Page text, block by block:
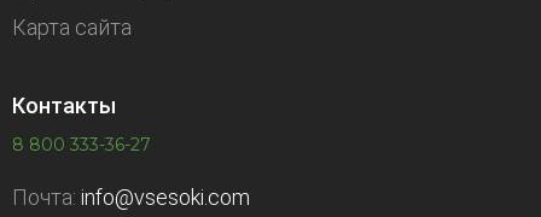
Карта сайта
Контакты
8 800 333-36-27
Почта: info@vsesoki.com